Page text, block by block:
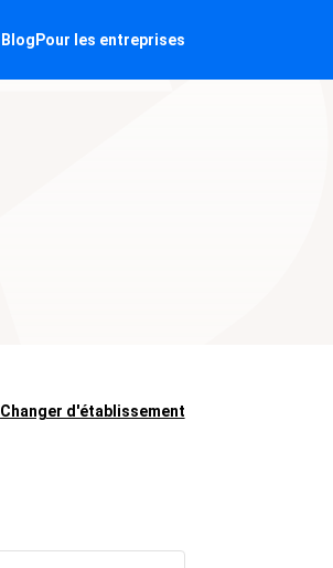
Blog Pour les entreprises
Changer d'établissement